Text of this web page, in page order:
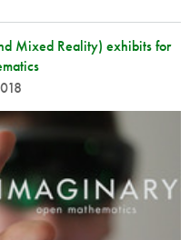
Mixed Reality) exhibits for